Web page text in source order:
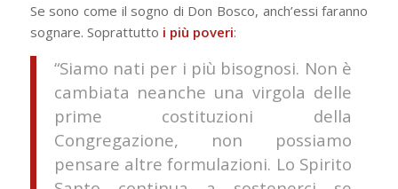
Se sono come il sogno di Don Bosco, anch’essi faranno
sognare. Soprattutto i più poveri:
“Siamo nati per i più bisognosi. Non è
cambiata neanche una virgola delle
prime costituzioni della
Congregazione, non possiamo
pensare altre formulazioni. Lo Spirito